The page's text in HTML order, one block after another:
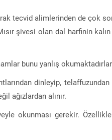
tecvid alimlerinden de çok
şivesi olan dal harfinin
bunu yanlış
dinleyip,
ağızlardan alınır.
okunması gerekir.